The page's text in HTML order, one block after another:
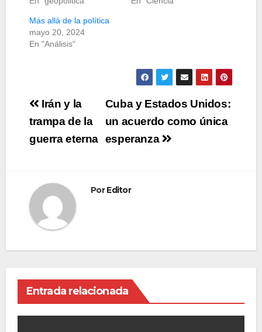
Más allá de la política
mayo 20, 2024
En "Análisis"
Navegación
de
entradas
Cuba y Estados Unidos:
un acuerdo como única
esperanza
Irán y la
trampa de la
guerra eterna
PorEditor
Entrada relacionada